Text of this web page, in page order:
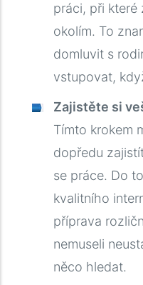
práci, při které
okolím. To
domluvit s
vstupovat,
Zajistěte si
Tímto krokem
dopředu
se práce. Do
kvalitního
příprava
nemuseli
něco hledat.